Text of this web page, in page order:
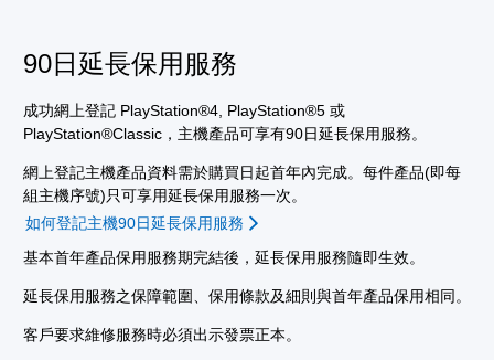
90日延長保用服務
成功網上登記 PlayStation®4, PlayStation®5 或
PlayStation®Classic，主機產品可享有90日延長保用服務。
網上登記主機產品資料需於購買日起首年內完成。每件產品(即每
組主機序號)只可享用延長保用服務一次。
如何登記主機90日延長保用服務
基本首年產品保用服務期完結後，延長保用服務隨即生效。
延長保用服務之保障範圍、保用條款及細則與首年產品保用相同。
客戶要求維修服務時必須出示發票正本。